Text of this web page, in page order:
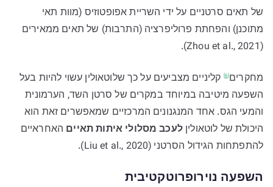
של תאים סרטניים על ידי השריית אפופטוזיס (מוות תאי
מתוכנן) והפחתת פרוליפרציה (התרבות) של תאים ממאירים
(Zhou et al., 2021).
מחקרים[6]
קליניים מצביעים על כך שלוטאולין עשוי להיות בעל
השפעה מיטיבה במיוחד במקרים של סרטן השד, הערמונית
והמעי הגס. אחד המנגנונים המרכזיים שמאפשרים זאת הוא
היכולת של לוטאוליןלעכב מסלולי איתות תאיים האחראיים
להתפתחות הגידול הסרטני (Liu et al., 2020).
השפעה נוירופרוטקטיבית